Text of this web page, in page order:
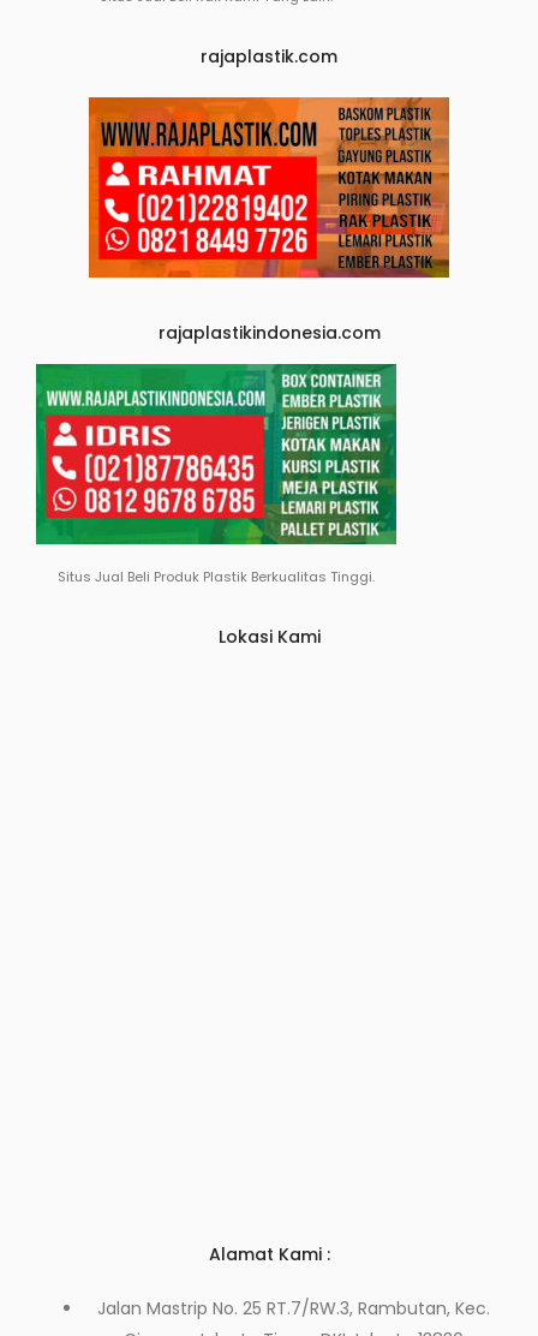
rajaplastik.com
rajaplastikindonesia.com
Situs Jual Beli Produk Plastik Berkualitas Tinggi.
Lokasi Kami
Alamat Kami :
Jalan Mastrip No. 25 RT.7/RW.3, Rambutan, Kec.